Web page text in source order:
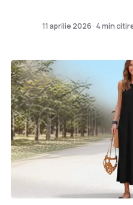
11 aprilie 2026 · 4 min